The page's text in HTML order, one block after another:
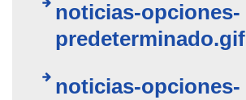
noticias-opciones-
predeterminado.gif
noticias-opciones-